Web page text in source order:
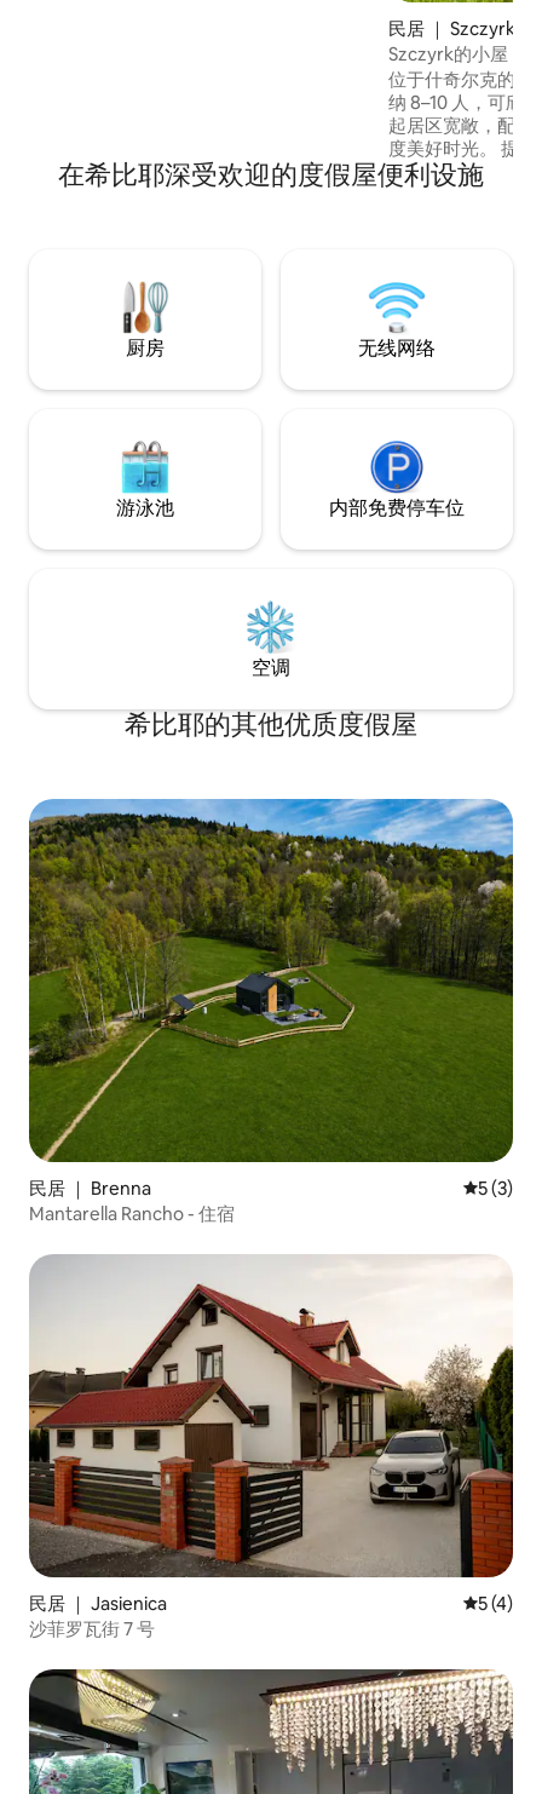
民居 ｜ Szczyrk
Szczyrk的小屋，
位于什奇尔克的一
纳 8–10 人，可欣
起居区宽敞，配有
度美好时光。 提
按摩浴缸，以及一
球的独立房间。
快，确保了完全的
在希比耶深受欢迎的度假屋便利设施
厨房 无线网络
游泳池 内部免费停车位
空调
希比耶的其他优质度假屋
民居 ｜ Brenna 平均评分
5 (3)
Mantarella Rancho - 住宿
民居 ｜ Jasienica 平均评分
5 (4)
沙菲罗瓦街 7 号